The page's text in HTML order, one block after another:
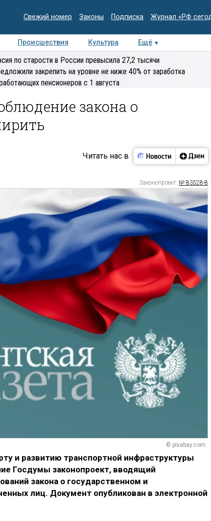
Свежий номер Законы Подписка Журнал «РФ
Происшествия Культура Ещё
Интервью Колумнисты
по старости в России превысила 27,2 тысячи
закрепить на уровне не ниже 40% от заработка
пенсионеров с 1 августа
закона о
Читать нас в
Законопроект: № 83528-8
© pixabay.com
и развитию транспортной инфраструктуры
Госдумы законопроект, вводящий
закона о государственном и
лиц. Документ опубликован в электронной